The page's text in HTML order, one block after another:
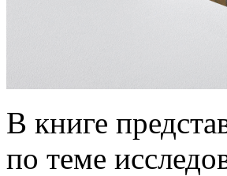
В книге
по теме